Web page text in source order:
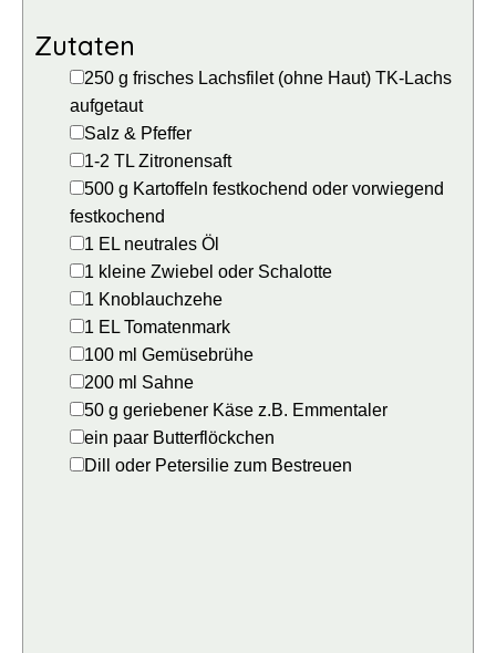
Zutaten
▢
250 g frisches Lachsfilet (ohne Haut) TK-Lachs
aufgetaut
▢
Salz & Pfeffer
▢
1-2 TL Zitronensaft
▢
500 g Kartoffeln festkochend oder vorwiegend
festkochend
▢1 EL neutrales Öl
▢1 kleine Zwiebel oder Schalotte
▢1 Knoblauchzehe
▢1 EL Tomatenmark
▢
100 ml Gemüsebrühe
▢
200 ml Sahne
▢
50 g geriebener Käse z.B. Emmentaler
▢
ein paar Butterflöckchen
▢
Dill oder Petersilie zum Bestreuen